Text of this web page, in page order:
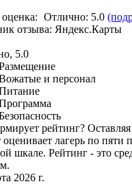
Отлично: 5.0
отзыва: Яндекс.Карты
5.0
и персонал
рейтинг?
оценивает лагерь по пяти
шкале. Рейтинг - это
2026 г.